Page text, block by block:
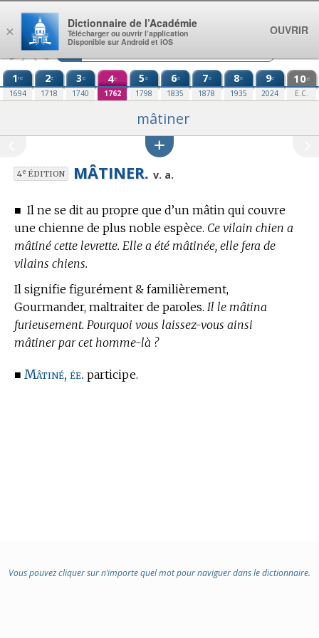
Aller au contenu
1re
1694
2e
1718
3e
1740
4e
1762
5e
1798
6e
1835
7e
1878
8e
1935
9e
2024
10e
E.C.
mâtiner
4eÉDITION MÂTINER. v. a.
■ Il ne se dit au propre que d’un mâtin qui couvre
une chienne de plus noble espèce. Ce vilain chien a
mâtiné cette levrette. Elle a été mâtinée, elle fera de
vilains chiens.
Il signifie figurément & familièrement,
Gourmander, maltraiter de paroles. Il le mâtina
furieusement. Pourquoi vous laissez-vous ainsi
mâtiner par cet homme-là ?
■ Mâtiné, ée. participe.
Vous pouvez cliquer sur n’importe quel mot pour naviguer dans le dictionnaire.
×
Dictionnaire de l’Académie
Télécharger ou ouvrir l’application
Disponible sur Android et iOS
OUVRIR